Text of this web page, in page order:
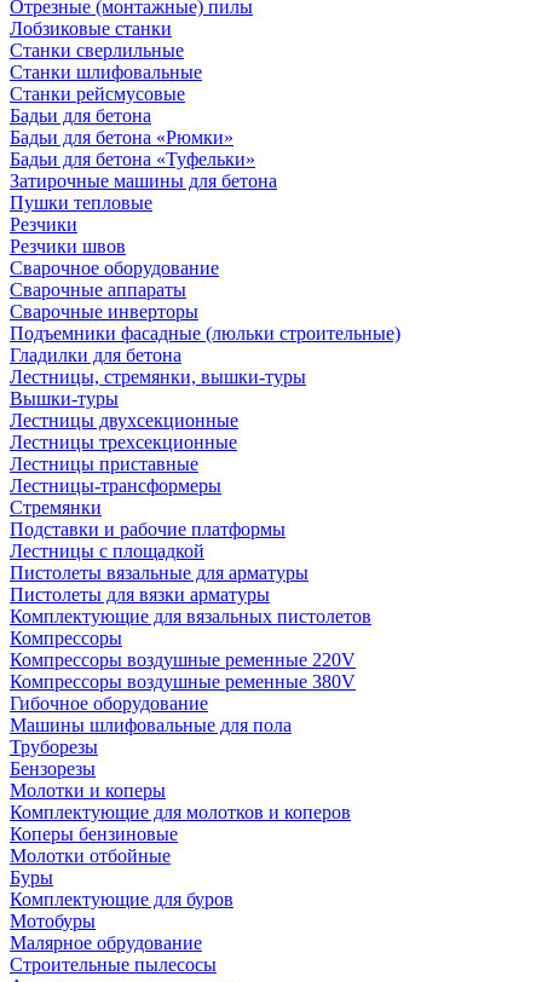
Отрезные (монтажные) пилы
Лобзиковые станки
Станки сверлильные
Станки шлифовальные
Станки рейсмусовые
Бадьи для бетона
Бадьи для бетона «Рюмки»
Бадьи для бетона «Туфельки»
Затирочные машины для бетона
Пушки тепловые
Резчики
Резчики швов
Сварочное оборудование
Сварочные аппараты
Сварочные инверторы
Подъемники фасадные (люльки строительные)
Гладилки для бетона
Лестницы, стремянки, вышки-туры
Вышки-туры
Лестницы двухсекционные
Лестницы трехсекционные
Лестницы приставные
Лестницы-трансформеры
Стремянки
Подставки и рабочие платформы
Лестницы с площадкой
Пистолеты вязальные для арматуры
Пистолеты для вязки арматуры
Комплектующие для вязальных пистолетов
Компрессоры
Компрессоры воздушные ременные 220V
Компрессоры воздушные ременные 380V
Гибочное оборудование
Машины шлифовальные для пола
Труборезы
Бензорезы
Молотки и коперы
Комплектующие для молотков и коперов
Коперы бензиновые
Молотки отбойные
Буры
Комплектующие для буров
Мотобуры
Малярное обрудование
Строительные пылесосы